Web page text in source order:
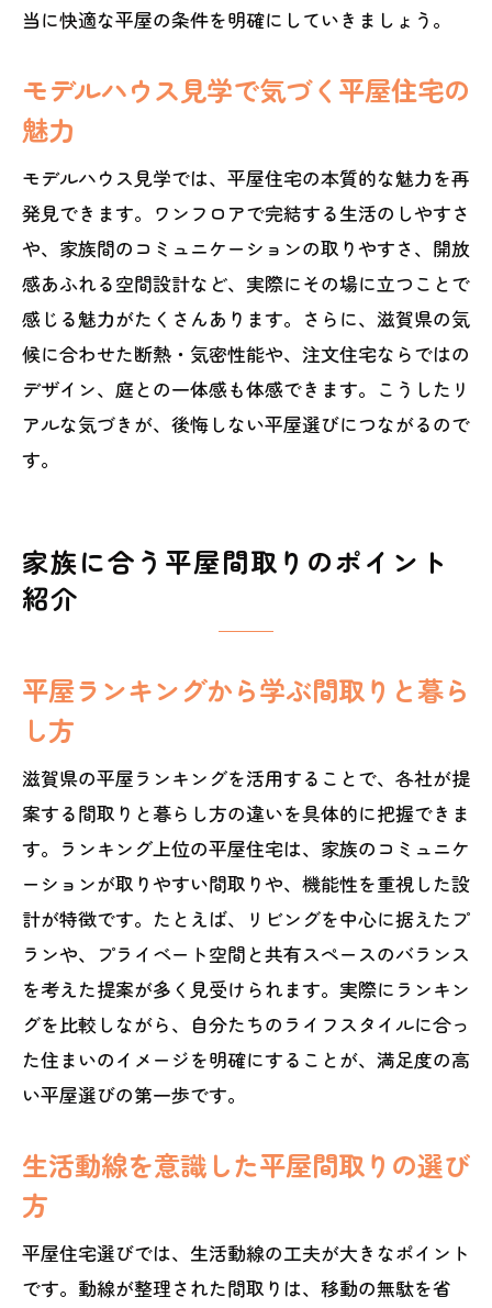
当に快適な平屋の条件を明確にしていきましょう。
モデルハウス見学で気づく平屋住宅の
魅力
モデルハウス見学では、平屋住宅の本質的な魅力を再
発見できます。ワンフロアで完結する生活のしやすさ
や、家族間のコミュニケーションの取りやすさ、開放
感あふれる空間設計など、実際にその場に立つことで
感じる魅力がたくさんあります。さらに、滋賀県の気
候に合わせた断熱・気密性能や、注文住宅ならではの
デザイン、庭との一体感も体感できます。こうしたリ
アルな気づきが、後悔しない平屋選びにつながるので
す。
家族に合う平屋間取りのポイント
紹介
平屋ランキングから学ぶ間取りと暮ら
し方
滋賀県の平屋ランキングを活用することで、各社が提
案する間取りと暮らし方の違いを具体的に把握できま
す。ランキング上位の平屋住宅は、家族のコミュニケ
ーションが取りやすい間取りや、機能性を重視した設
計が特徴です。たとえば、リビングを中心に据えたプ
ランや、プライベート空間と共有スペースのバランス
を考えた提案が多く見受けられます。実際にランキン
グを比較しながら、自分たちのライフスタイルに合っ
た住まいのイメージを明確にすることが、満足度の高
い平屋選びの第一歩です。
生活動線を意識した平屋間取りの選び
方
平屋住宅選びでは、生活動線の工夫が大きなポイント
です。動線が整理された間取りは、移動の無駄を省